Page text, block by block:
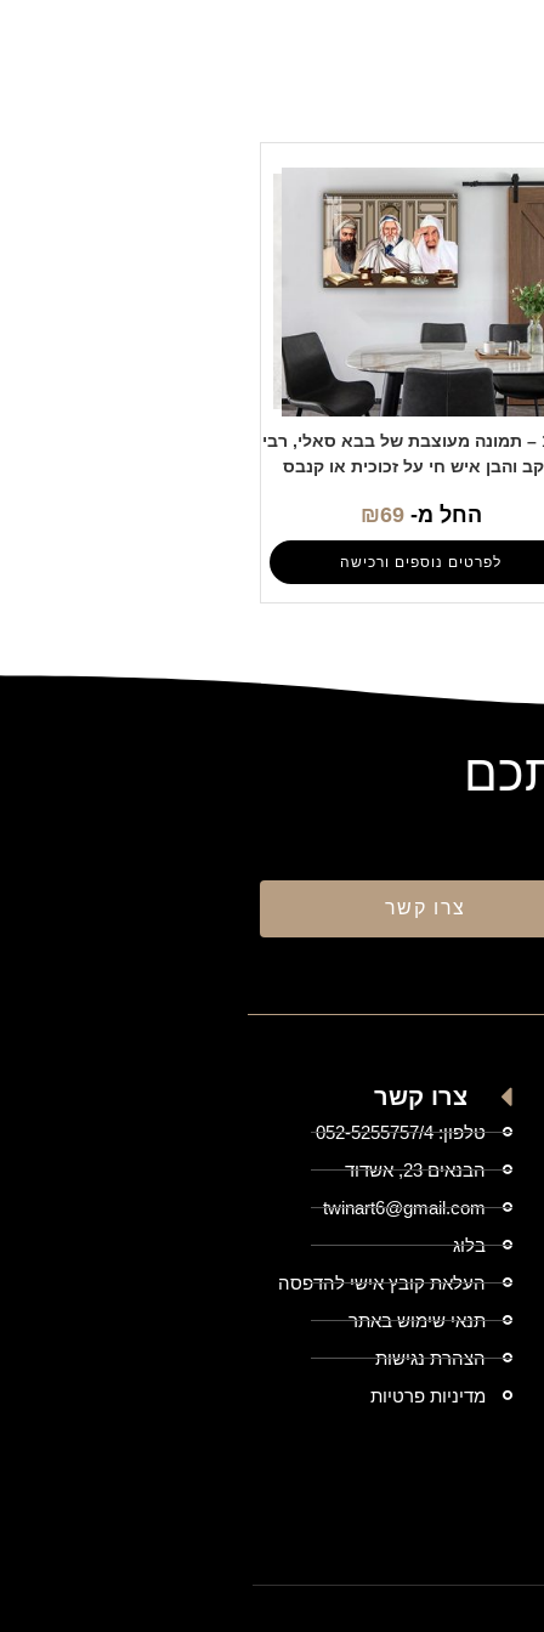
1123 – תמונה מעוצבת של בבא סאלי, רבי
והבן איש חי על זכוכית או קנבס
החל מ- ₪69
לפרטים נוספים ורכישה
צרו קשר
צרו קשר
טלפון: 052-5255757/4
הבנאים 23, אשדוד
twinart6@gmail.com
בלוג
העלאת קובץ אישי להדפסה
תנאי שימוש באתר
הצהרת נגישות
מדיניות פרטיות